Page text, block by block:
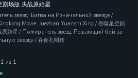
剧场版 决战原始星
звёзд: Битва на Изначальной звезде /
Movie: Juezhan Yuanshi Xing / 吞噬星空剧
原始星 / Пожиратель звезд: Решающий бой за
звезду / 吞食孔明传
из 1